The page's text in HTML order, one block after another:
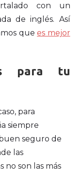
con un
de inglés. Así
quees mejor
para tu
para
siempre
seguro de
las
no son las más